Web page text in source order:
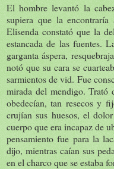
El hombre levantó la
supiera que la
Elisenda constató que la
estancada de las fuentes.
garganta áspera,
notó que su cara se
sarmientos de vid. Fue
mirada del mendigo. Trató
obedecían, tan resecos y
crujían sus huesos, el
cuerpo que era incapaz de
pensamiento fue para la
dijo, mientras caían sus
en el charco que se estaba